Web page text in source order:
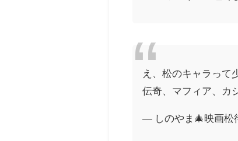
え、松のキャラって
伝奇、マフィア、カ
— しのやま🎄映画松